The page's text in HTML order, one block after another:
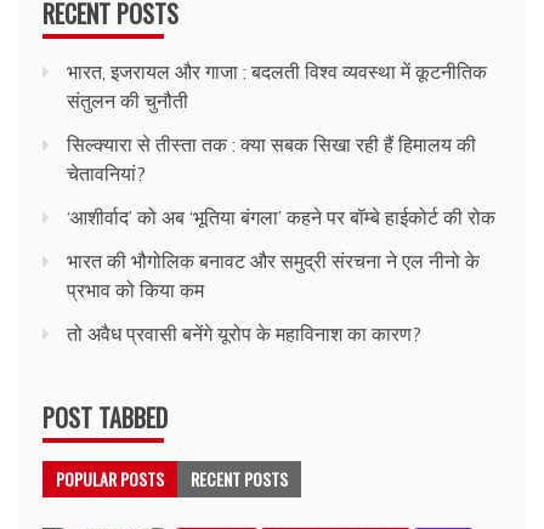
RECENT POSTS
भारत, इजरायल और गाजा : बदलती विश्व व्यवस्था में कूटनीतिक
संतुलन की चुनौती
सिल्क्यारा से तीस्ता तक : क्या सबक सिखा रही हैं हिमालय की
चेतावनियां?
‘आशीर्वाद’ को अब ‘भूतिया बंगला’ कहने पर बॉम्बे हाईकोर्ट की रोक
भारत की भौगोलिक बनावट और समुद्री संरचना ने एल नीनो के
प्रभाव को किया कम
तो अवैध प्रवासी बनेंगे यूरोप के महाविनाश का कारण?
POST TABBED
POPULAR POSTS RECENT POSTS